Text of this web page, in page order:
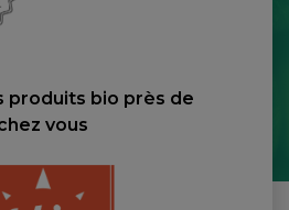
produits bio près de
vous